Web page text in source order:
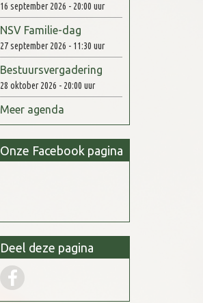
16 september 2026 - 20:00 uur
NSV Familie-dag
27 september 2026 - 11:30 uur
Bestuursvergadering
28 oktober 2026 - 20:00 uur
Meer agenda
Onze Facebook pagina
Deel deze pagina